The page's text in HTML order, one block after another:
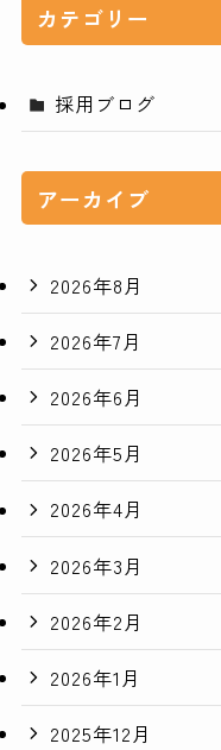
カテゴリー
採用ブログ
アーカイブ
2026年8月
2026年7月
2026年6月
2026年5月
2026年4月
2026年3月
2026年2月
2026年1月
2025年12月